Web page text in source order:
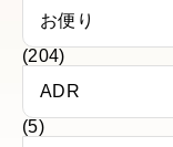
お便り
(204)
ADR
(5)